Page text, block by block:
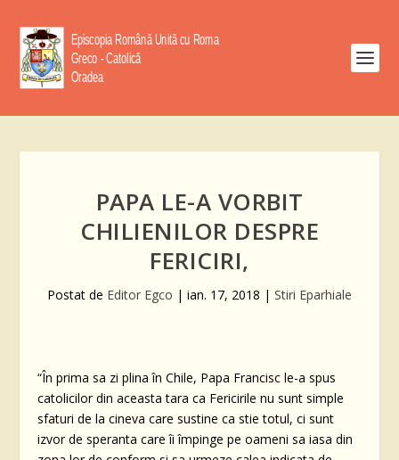
PAPA LE-A VORBIT
CHILIENILOR DESPRE
FERICIRI,
Postat de Editor Egco | ian. 17, 2018 | Stiri Eparhiale
“În prima sa zi plina în Chile, Papa Francisc le-a spus
catolicilor din aceasta tara ca Fericirile nu sunt simple
sfaturi de la cineva care sustine ca stie totul, ci sunt
izvor de speranta care îi împinge pe oameni sa iasa din